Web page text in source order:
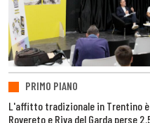
PRIMO PIANO
L'affitto tradizionale in Trentino
Rovereto e Riva del Garda perse